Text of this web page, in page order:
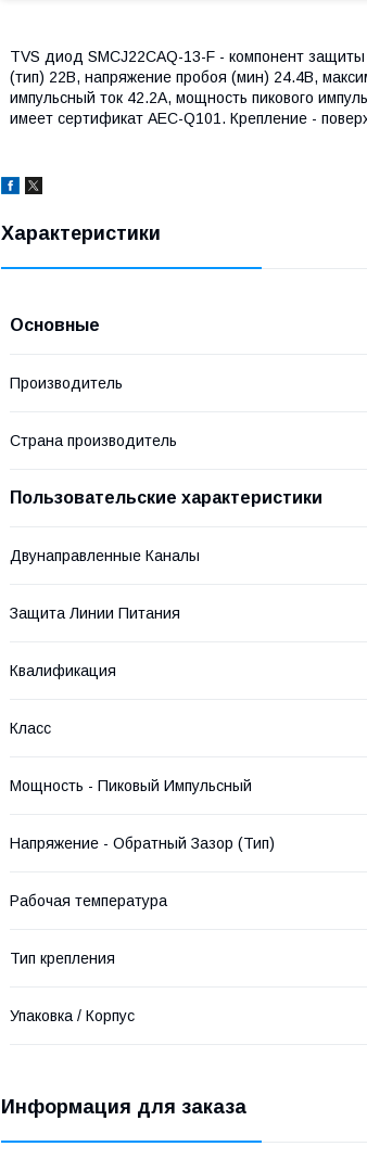
TVS диод SMCJ22CAQ-13-F - компонент
(тип) 22В, напряжение пробоя (мин) 24.4В,
импульсный ток 42.2А, мощность пикового
имеет сертификат AEC-Q101. Крепление -
Характеристики
Основные
Производитель
Страна производитель
Пользовательские характеристики
Двунаправленные Каналы
Защита Линии Питания
Квалификация
Класс
Мощность - Пиковый Импульсный
Напряжение - Обратный Зазор (Тип)
Рабочая температура
Тип крепления
Упаковка / Корпус
Информация для заказа